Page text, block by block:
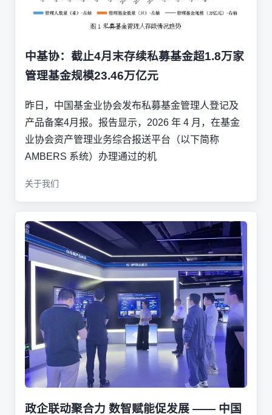
中基协：截止4月末存续私募基金超1.8万家
管理基金规模23.46万亿元
昨日，中国基金业协会发布私募基金管理人登记及
产品备案4月报。报告显示，2026 年 4 月，在基金
业协会资产管理业务综合报送平台（以下简称
AMBERS 系统）办理通过的机
关于我们
政企联动聚合力 数智赋能促发展 —— 中国